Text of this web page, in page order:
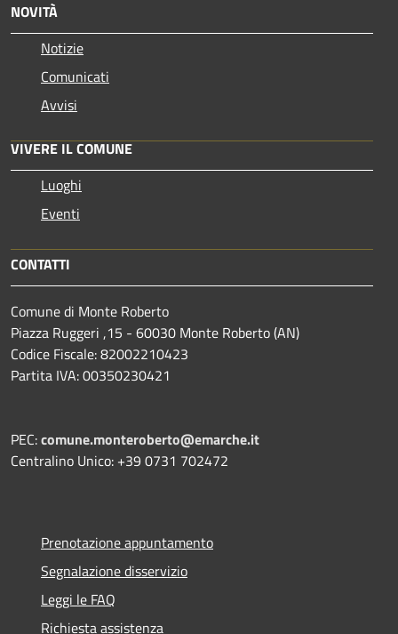
NOVITÀ
Notizie
Comunicati
Avvisi
VIVERE IL COMUNE
Luoghi
Eventi
CONTATTI
Comune di Monte Roberto
Piazza Ruggeri ,15 - 60030 Monte Roberto (AN)
Codice Fiscale: 82002210423
Partita IVA: 00350230421
PEC:comune.monteroberto@emarche.it
Centralino Unico: +39 0731 702472
Prenotazione appuntamento
Segnalazione disservizio
Leggi le FAQ
Richiesta assistenza